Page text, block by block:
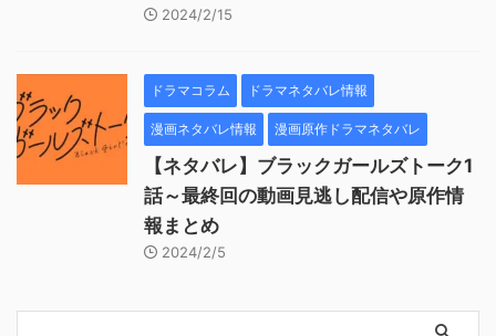
2024/2/15
ドラマコラム ドラマネタバレ情報
漫画ネタバレ情報 漫画原作ドラマネタバレ
【ネタバレ】ブラックガールズトーク1
話～最終回の動画見逃し配信や原作情
報まとめ
2024/2/5